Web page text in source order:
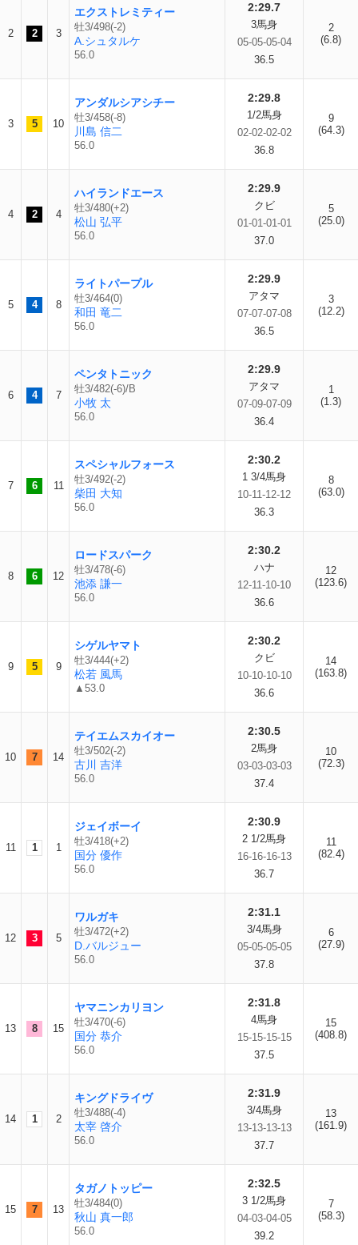
2 2 3
エクストレミティー
牡3/498(-2)
A.シュタルケ
56.0
2:29.7
3馬身
05-05-05-04
36.5
2
(6.8)
3 5 10
アンダルシアシチー
牡3/458(-8)
川島 信二
56.0
2:29.8
1/2馬身
02-02-02-02
36.8
9
(64.3)
4 2 4
ハイランドエース
牡3/480(+2)
松山 弘平
56.0
2:29.9
クビ
01-01-01-01
37.0
5
(25.0)
5 4 8
ライトパープル
牡3/464(0)
和田 竜二
56.0
2:29.9
アタマ
07-07-07-08
36.5
3
(12.2)
6 4 7
ペンタトニック
牡3/482(-6)/B
小牧 太
56.0
2:29.9
アタマ
07-09-07-09
36.4
1
(1.3)
7 6 11
スペシャルフォース
牡3/492(-2)
柴田 大知
56.0
2:30.2
1 3/4馬身
10-11-12-12
36.3
8
(63.0)
8 6 12
ロードスパーク
牡3/478(-6)
池添 謙一
56.0
2:30.2
ハナ
12-11-10-10
36.6
12
(123.6)
9 5 9
シゲルヤマト
牡3/444(+2)
松若 風馬
▲53.0
2:30.2
クビ
10-10-10-10
36.6
14
(163.8)
10 7 14
テイエムスカイオー
牡3/502(-2)
古川 吉洋
56.0
2:30.5
2馬身
03-03-03-03
37.4
10
(72.3)
11 1 1
ジェイボーイ
牡3/418(+2)
国分 優作
56.0
2:30.9
2 1/2馬身
16-16-16-13
36.7
11
(82.4)
12 3 5
ワルガキ
牡3/472(+2)
D.バルジュー
56.0
2:31.1
3/4馬身
05-05-05-05
37.8
6
(27.9)
13 8 15
ヤマニンカリヨン
牡3/470(-6)
国分 恭介
56.0
2:31.8
4馬身
15-15-15-15
37.5
15
(408.8)
14 1 2
キングドライヴ
牡3/488(-4)
太宰 啓介
56.0
2:31.9
3/4馬身
13-13-13-13
37.7
13
(161.9)
15 7 13
タガノトッピー
牡3/484(0)
秋山 真一郎
56.0
2:32.5
3 1/2馬身
04-03-04-05
39.2
7
(58.3)